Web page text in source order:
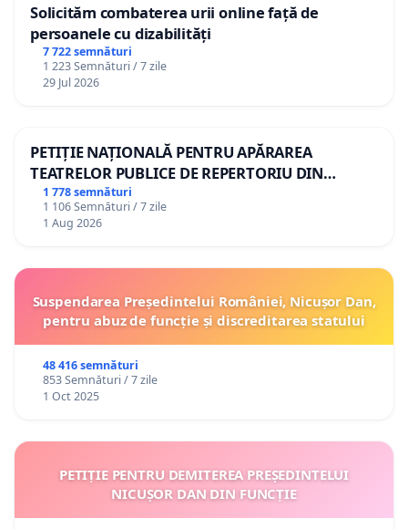
Solicităm combaterea urii online față de
persoanele cu dizabilități
7 722 semnături
1 223 Semnături / 7 zile
29 Jul 2026
PETIȚIE NAȚIONALĂ PENTRU APĂRAREA
TEATRELOR PUBLICE DE REPERTORIU DIN
ROMÂNIA
1 778 semnături
1 106 Semnături / 7 zile
1 Aug 2026
Suspendarea Președintelui României, Nicușor Dan,
pentru abuz de funcție și discreditarea statului
48 416 semnături
853 Semnături / 7 zile
1 Oct 2025
PETIȚIE PENTRU DEMITEREA PREȘEDINTELUI
NICUȘOR DAN DIN FUNCȚIE